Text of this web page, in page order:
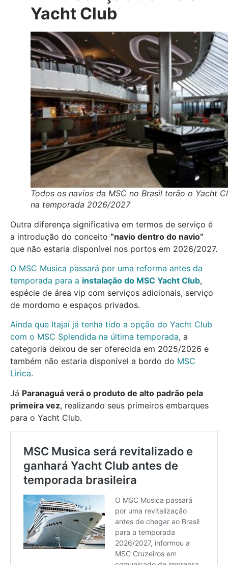
Yacht Club
Todos os navios da MSC no Brasil terão o Yacht
na temporada 2026/2027
Outra diferença significativa em termos de serviço é
a introdução do conceito “navio dentro do navio”
que não estaria disponível nos portos em 2026/2027.
O MSC Musica passará por uma reforma antes da
temporada para a instalação do MSC Yacht Club,
espécie de área vip com serviços adicionais, serviço
de mordomo e espaços privados.
Ainda que Itajaí já tenha tido a opção do Yacht Club
com o MSC Splendida na última temporada, a
categoria deixou de ser oferecida em 2025/2026 e
também não estaria disponível a bordo do MSC
Lirica.
Já Paranaguá verá o produto de alto padrão pela
primeira vez, realizando seus primeiros embarques
para o Yacht Club.